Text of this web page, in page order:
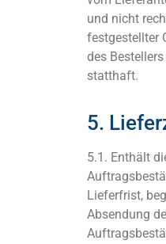
und nicht
festgestellter
des
statthaft.
5.
5.1. Enthält
Lieferfrist,
Absendung